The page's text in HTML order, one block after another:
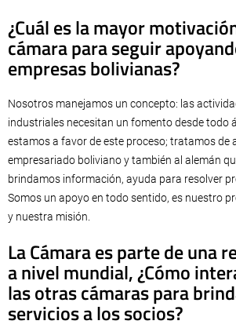
¿Cuál es la mayor
cámara para seguir
empresas bolivianas?
Nosotros manejamos un concepto: las
industriales necesitan un fomento desde todo
estamos a favor de este proceso; tratamos de
empresariado boliviano y también al alemán
brindamos información, ayuda para resolver
Somos un apoyo en todo sentido, es nuestro
y nuestra misión.
La Cámara es parte de una
a nivel mundial, ¿Cómo
las otras cámaras para
servicios a los socios?